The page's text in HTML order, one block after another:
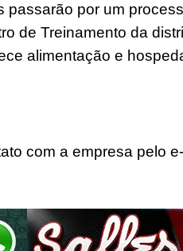
por um
de Treinamento da
alimentação e
com a empresa pelo